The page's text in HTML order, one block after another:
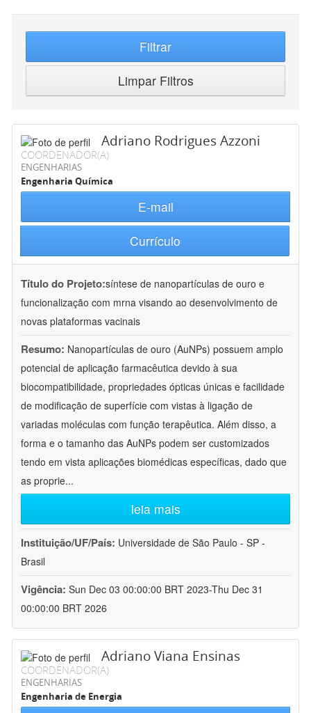
Filtrar
Limpar Filtros
Adriano Rodrigues Azzoni
COORDENADOR(A)
ENGENHARIAS
Engenharia Química
E-mail
Currículo
Título do Projeto:síntese de nanopartículas de ouro e
funcionalização com mrna visando ao desenvolvimento de
novas plataformas vacinais
Resumo: Nanopartículas de ouro (AuNPs) possuem amplo
potencial de aplicação farmacêutica devido à sua
biocompatibilidade, propriedades ópticas únicas e facilidade
de modificação de superfície com vistas à ligação de
variadas moléculas com função terapêutica. Além disso, a
forma e o tamanho das AuNPs podem ser customizados
tendo em vista aplicações biomédicas específicas, dado que
as proprie...
leia mais
Instituição/UF/País: Universidade de São Paulo - SP -
Brasil
Vigência: Sun Dec 03 00:00:00 BRT 2023-Thu Dec 31
00:00:00 BRT 2026
Adriano Viana Ensinas
COORDENADOR(A)
ENGENHARIAS
Engenharia de Energia